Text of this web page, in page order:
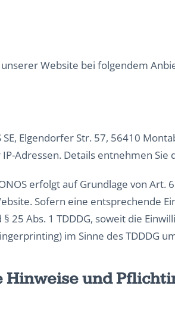
Website bei folgendem
Elgendorfer Str. 57, 56410
Adressen. Details entnehmen Sie
erfolgt auf Grundlage von Art.
Sofern eine entsprechende
§ 25 Abs. 1 TDDDG, soweit die
im Sinne des TDDDG
Hinweise und